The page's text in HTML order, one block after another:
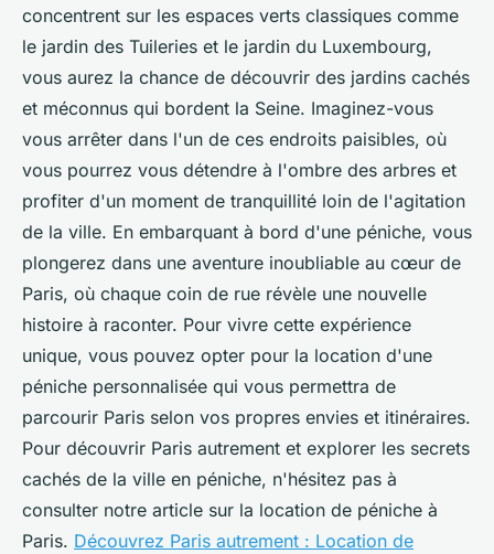
concentrent sur les espaces verts classiques comme
le jardin des Tuileries et le jardin du Luxembourg,
vous aurez la chance de découvrir des jardins cachés
et méconnus qui bordent la Seine. Imaginez-vous
vous arrêter dans l'un de ces endroits paisibles, où
vous pourrez vous détendre à l'ombre des arbres et
profiter d'un moment de tranquillité loin de l'agitation
de la ville. En embarquant à bord d'une péniche, vous
plongerez dans une aventure inoubliable au cœur de
Paris, où chaque coin de rue révèle une nouvelle
histoire à raconter. Pour vivre cette expérience
unique, vous pouvez opter pour la location d'une
péniche personnalisée qui vous permettra de
parcourir Paris selon vos propres envies et itinéraires.
Pour découvrir Paris autrement et explorer les secrets
cachés de la ville en péniche, n'hésitez pas à
consulter notre article sur la location de péniche à
Paris. Découvrez Paris autrement : Location de